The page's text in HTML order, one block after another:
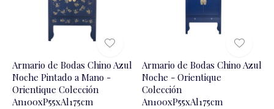
Armario de Bodas Chino Azul
Noche Pintado a Mano -
Orientique Colección
An100xP55xAl175cm
Armario de Bodas Chino Azul
Noche - Orientique
Colección
An100xP55xAl175cm